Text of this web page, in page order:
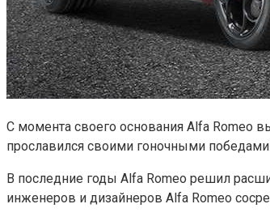
С момента своего основания Alfa Romeo
прославился своими гоночными
В последние годы Alfa Romeo решил
инженеров и дизайнеров Alfa Romeo